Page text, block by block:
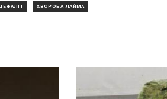
ХВОРОБА ЛАЙМА